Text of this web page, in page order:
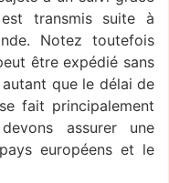
transmis suite à
Notez toutefois
être expédié sans
que le délai de
fait principalement
assurer une
européens et le